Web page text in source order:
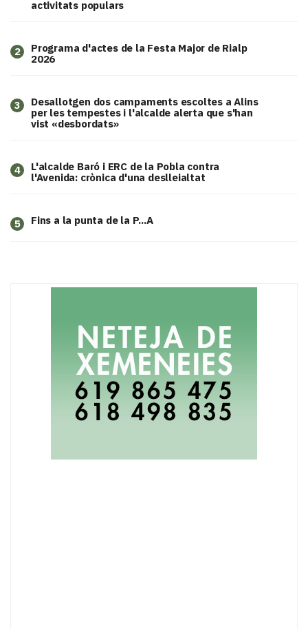
activitats populars
2
Programa d'actes de la Festa Major de Rialp
2026
3
​Desallotgen dos campaments escoltes a Alins
per les tempestes i l'alcalde alerta que s'han
vist «desbordats»
4
L'alcalde Baró i ERC de la Pobla contra
l'Avenida: crònica d'una deslleialtat
5 Fins a la punta de la P...A